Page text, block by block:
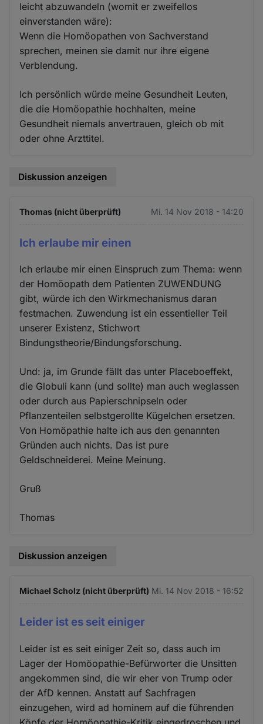
leicht abzuwandeln (womit er zweifellos
einverstanden wäre):
Wenn die Homöopathen von Sachverstand
sprechen, meinen sie damit nur ihre eigene
Verblendung.
Ich persönlich würde meine Gesundheit Leuten,
die die Homöopathie hochhalten, meine
Gesundheit niemals anvertrauen, gleich ob mit
oder ohne Arzttitel.
Diskussion anzeigen
Thomas (nicht überprüft) Mi. 14 Nov 2018 - 14:20
Ich erlaube mir einen
Ich erlaube mir einen Einspruch zum Thema: wenn
der Homöopath dem Patienten ZUWENDUNG
gibt, würde ich den Wirkmechanismus daran
festmachen. Zuwendung ist ein essentieller Teil
unserer Existenz, Stichwort
Bindungstheorie/Bindungsforschung.
Und: ja, im Grunde fällt das unter Placeboeffekt,
die Globuli kann (und sollte) man auch weglassen
oder durch aus Papierschnipseln oder
Pflanzenteilen selbstgerollte Kügelchen ersetzen.
Von Homöpathie halte ich aus den genannten
Gründen auch nichts. Das ist pure
Geldschneiderei. Meine Meinung.
Gruß
Thomas
Diskussion anzeigen
Michael Scholz (nicht überprüft) Mi. 14 Nov 2018 - 16:52
Leider ist es seit einiger
Leider ist es seit einiger Zeit so, dass auch im
Lager der Homöopathie-Befürworter die Unsitten
angekommen sind, die wir eher von Trump oder
der AfD kennen. Anstatt auf Sachfragen
einzugehen, wird ad hominem auf die führenden